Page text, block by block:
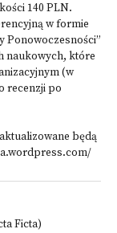
140 PLN.
w formie
Ponowoczesności”
naukowych, które
(w
recenzji po
będą
Ficta)